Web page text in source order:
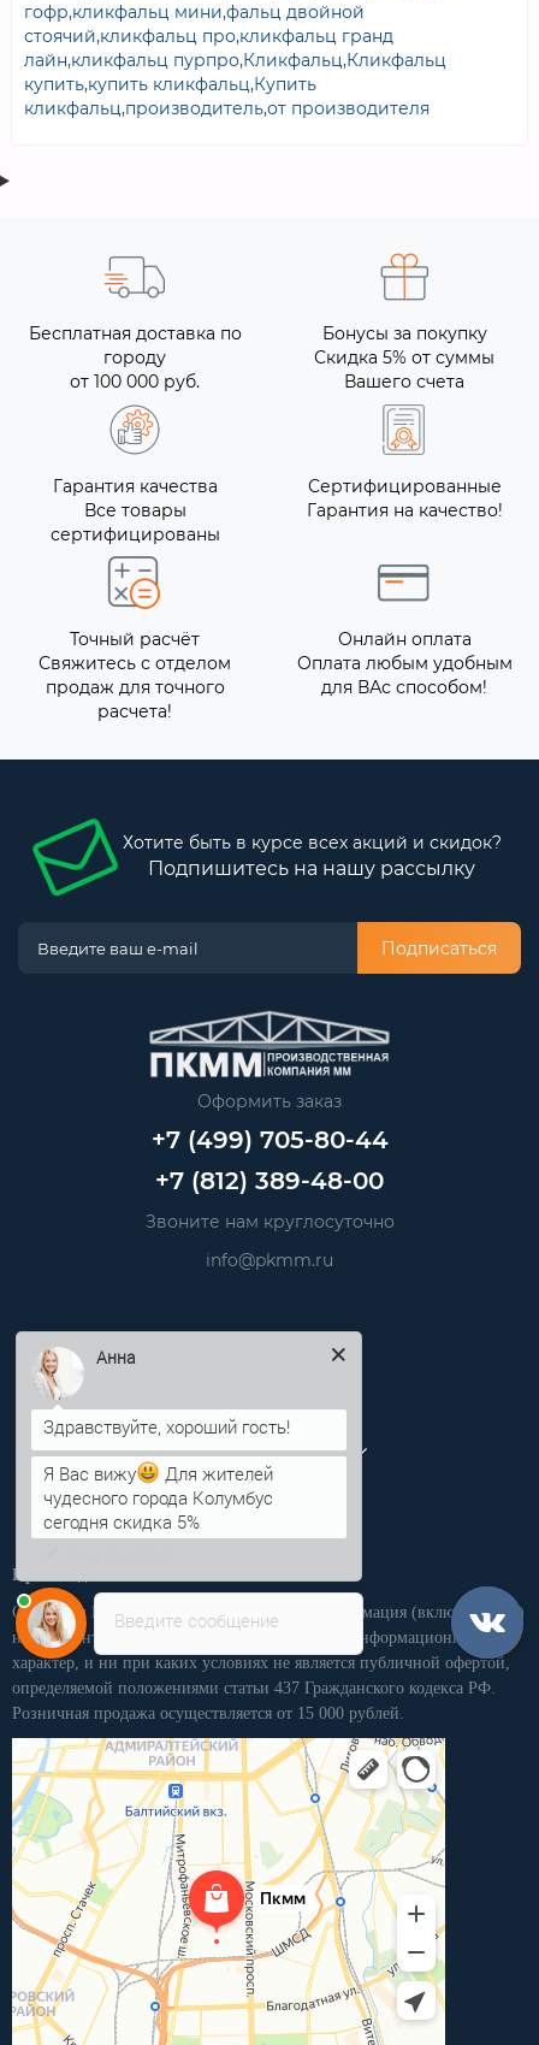
гофр,кликфальц мини,фальц двойной
стоячий,кликфальц про,кликфальц гранд
лайн,кликфальц пурпро,Кликфальц,Кликфальц
купить,купить кликфальц,Купить
кликфальц,производитель,от производителя
Бесплатная доставка по
городу
от 100 000 руб.
Бонусы за покупку
Скидка 5% от суммы
Вашего счета
Гарантия качества
Все товары
сертифицированы
Сертифицированные
Гарантия на качество!
Точный расчёт
Свяжитесь с отделом
продаж для точного
расчета!
Онлайн оплата
Оплата любым удобным
для ВАс способом!
Хотите быть в курсе всех акций и скидок?
Подпишитесь на нашу рассылку
Подписаться
Оформить заказ
+7 (499) 705-80-44
+7 (812) 389-48-00
Звоните нам круглосуточно
info@pkmm.ru
Личный кабинет
Производственная компания «ПКММ»
Обращаем Ваше внимание на то, что вся информация (включая цены)
на этом интернет-сайте носит исключительно информационный
характер, и ни при каких условиях не является публичной офертой,
определяемой положениями статьи 437 Гражданского кодекса РФ.
Розничная продажа осуществляется от 15 000 рублей.
Введите сообщение
Здравствуйте, хороший гость!
Я Вас вижу
Для жителей
чудесного города Колумбус
сегодня скидка 5%